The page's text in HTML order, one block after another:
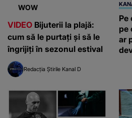
WOW
VIDEO Bijuterii la plajă:
cum să le purtați și să le
îngrijiți în sezonul estival
Redacția Știrile Kanal D
Pe
pe
ar